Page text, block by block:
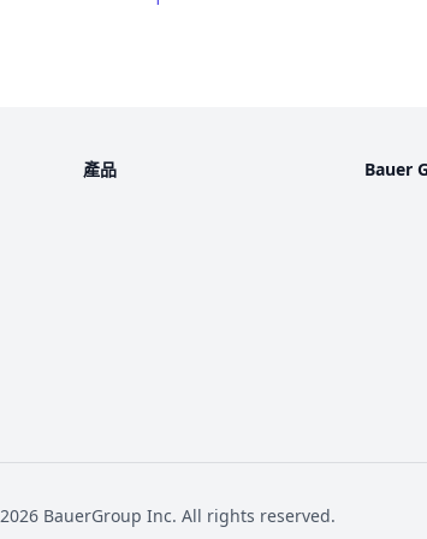
產品 Bauer
2026BauerGroup Inc. All rights reserved.